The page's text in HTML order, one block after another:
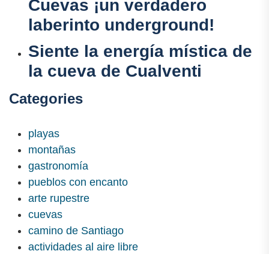
Cuevas ¡un verdadero
laberinto underground!
Siente la energía mística de
la cueva de Cualventi
Categories
playas
montañas
gastronomía
pueblos con encanto
arte rupestre
cuevas
camino de Santiago
actividades al aire libre